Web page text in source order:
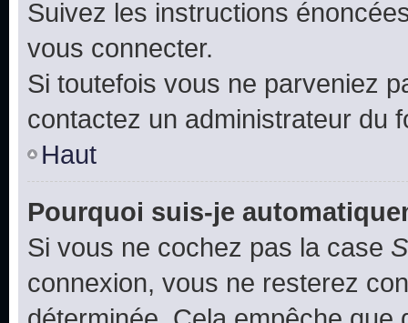
Suivez les instructions
vous connecter.
Si toutefois vous ne parveniez
contactez un administrateur du
Haut
Pourquoi suis-je
Si vous ne cochez pas la case
connexion, vous ne resterez